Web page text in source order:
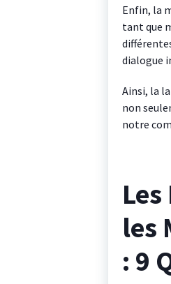
Enfin, la
tant que
dialogue
Ainsi, la
non
notre
les
: 9